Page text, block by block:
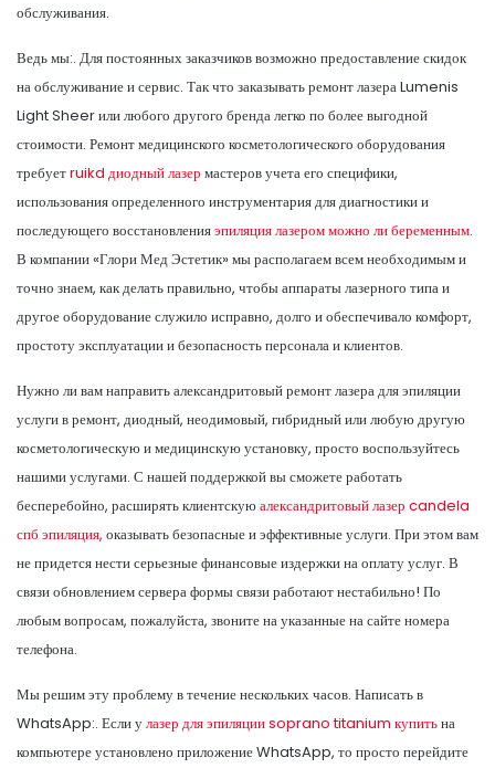
обслуживания.
Ведь мы:. Для постоянных заказчиков возможно предоставление скидок
на обслуживание и сервис. Так что заказывать ремонт лазера Lumenis
Light Sheer или любого другого бренда легко по более выгодной
стоимости. Ремонт медицинского косметологического оборудования
требуетruikd диодный лазер мастеров учета его специфики,
использования определенного инструментария для диагностики и
последующего восстановленияэпиляция лазером можно ли беременным.
В компании «Глори Мед Эстетик» мы располагаем всем необходимым и
точно знаем, как делать правильно, чтобы аппараты лазерного типа и
другое оборудование служило исправно, долго и обеспечивало комфорт,
простоту эксплуатации и безопасность персонала и клиентов.
Нужно ли вам направить александритовый ремонт лазера для эпиляции
услуги в ремонт, диодный, неодимовый, гибридный или любую другую
косметологическую и медицинскую установку, просто воспользуйтесь
нашими услугами. С нашей поддержкой вы сможете работать
бесперебойно, расширять клиентскуюалександритовый лазер candela
спб эпиляция, оказывать безопасные и эффективные услуги. При этом вам
не придется нести серьезные финансовые издержки на оплату услуг. В
связи обновлением сервера формы связи работают нестабильно! По
любым вопросам, пожалуйста, звоните на указанные на сайте номера
телефона.
Мы решим эту проблему в течение нескольких часов. Написать в
WhatsApp:. Если улазер для эпиляции soprano titanium купитьна
компьютере установлено приложение WhatsApp, то просто перейдите